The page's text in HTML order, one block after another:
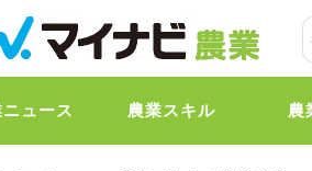
ュース 農業スキル 農